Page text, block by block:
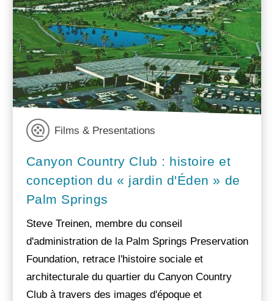
Films & Presentations
Canyon Country Club : histoire et
conception du « jardin d'Éden » de
Palm Springs
Steve Treinen, membre du conseil
d'administration de la Palm Springs Preservation
Foundation, retrace l'histoire sociale et
architecturale du quartier du Canyon Country
Club à travers des images d'époque et